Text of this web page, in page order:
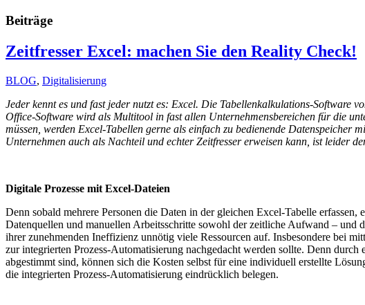
Beiträge
Zeitfresser Excel: machen Sie den Reality Check!
BLOG, Digitalisierung
Jeder kennt es und fast jeder nutzt es: Excel. Die Tabellenkalkulations-Software
Office-Software wird als Multitool in fast allen Unternehmensbereichen für die
müssen, werden Excel-Tabellen gerne als einfach zu bedienende
Unternehmen auch als Nachteil und echter Zeitfresser erweisen kann, ist leider
Digitale Prozesse mit Excel-Dateien
Denn sobald mehrere Personen die Daten in der gleichen Excel-Tabelle
Datenquellen und manuellen Arbeitsschritte sowohl der zeitliche Aufwand – und
ihrer zunehmenden Ineffizienz unnötig viele Ressourcen auf. Insbesondere bei
zur integrierten Prozess-Automatisierung nachgedacht werden sollte. Denn
abgestimmt sind, können sich die Kosten selbst für eine individuell erstellte
die integrierten Prozess-Automatisierung eindrücklich belegen.